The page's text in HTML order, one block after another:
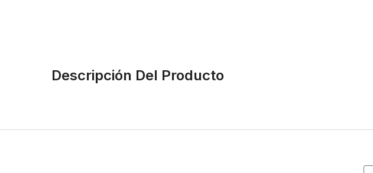
Descripción Del Producto